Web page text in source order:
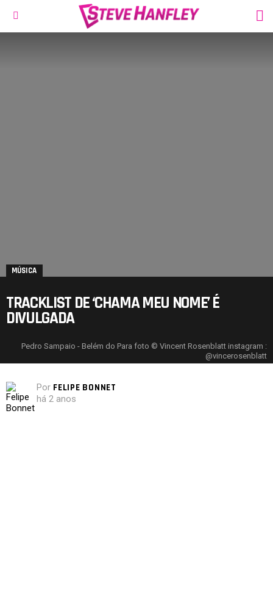
MÚSICA
TRACKLIST DE ‘CHAMA MEU NOME’ É
DIVULGADA
Pedro Sampaio - Belém do Para foto © Vincent Rosenblatt instagram :
@vincerosenblatt
Por FELIPE BONNET
há 2 anos